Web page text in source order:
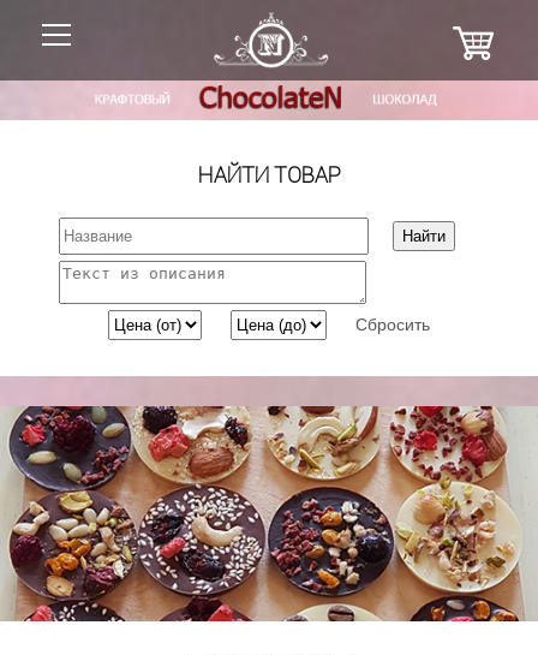
НАЙТИ ТОВАР
Сбросить